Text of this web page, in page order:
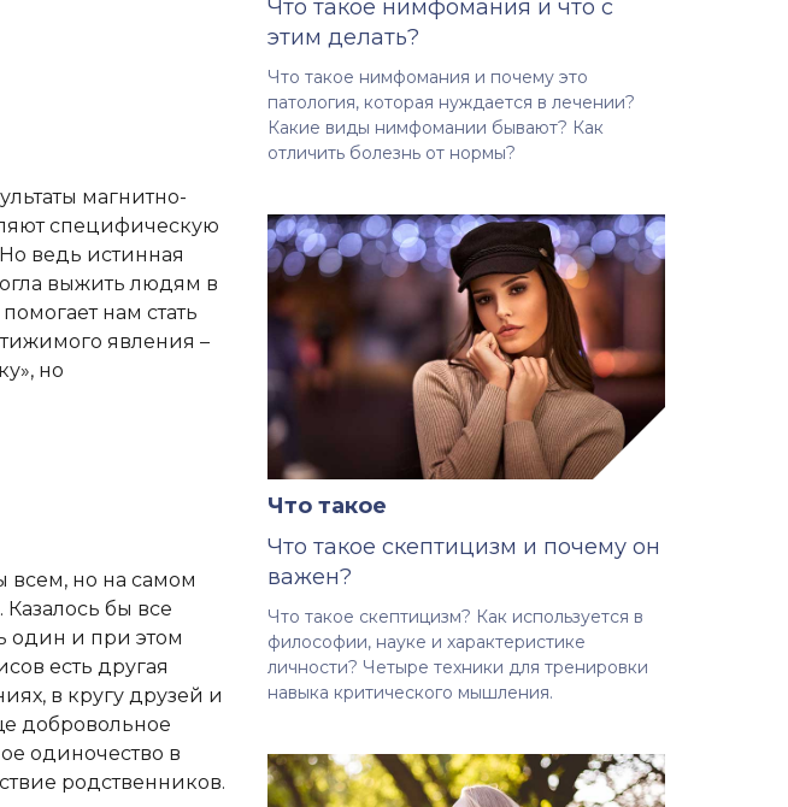
магнитно-
специфическую
ведь истинная
выжить людям в
помогает нам стать
явления –
но
всем, но на самом
бы все
один и при этом
есть другая
в кругу друзей и
добровольное
одиночество в
родственников.
Что такое нимфомания и что с
этим делать?
Что такое нимфомания и почему это
патология, которая нуждается в лечении?
Какие виды нимфомании бывают? Как
отличить болезнь от нормы?
Что такое
Что такое скептицизм и почему он
важен?
Что такое скептицизм? Как используется в
философии, науке и характеристике
личности? Четыре техники для тренировки
навыка критического мышления.